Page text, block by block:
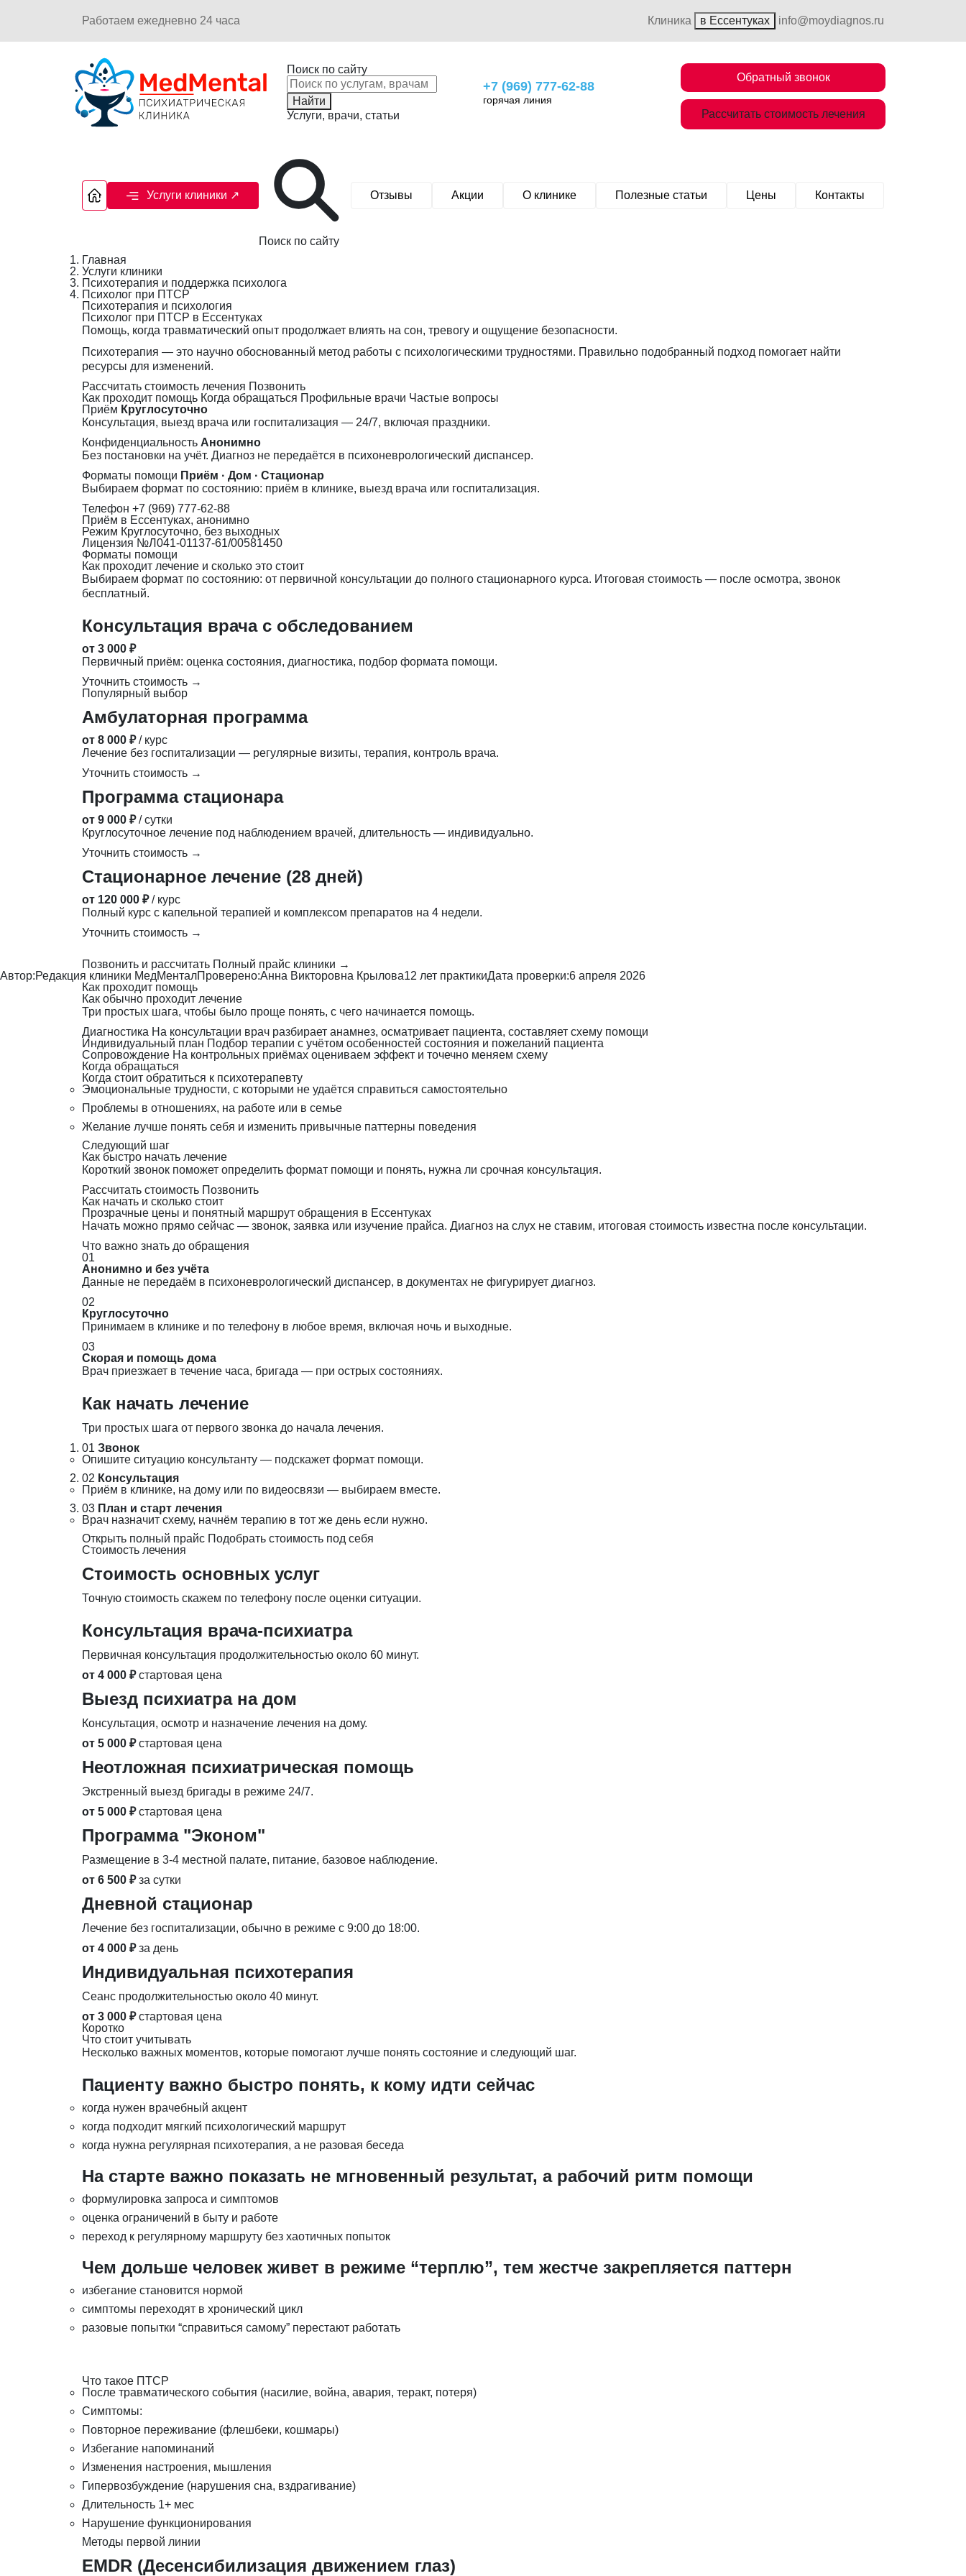
Работаем ежедневно 24 часа Клиника в Ессентуках info@moydiagnos.ru
Поиск по сайту
Найти
Услуги, врачи, статьи
+7 (969) 777-62-88
горячая линия
Обратный звонок
Рассчитать стоимость лечения
Услуги клиники ↗
Поиск по сайту
Отзывы Акции О клинике Полезные статьи Цены Контакты
Главная
Услуги клиники
Психотерапия и поддержка психолога
Психолог при ПТСР
Психотерапия и психология
Психолог при ПТСР в Ессентуках
Помощь, когда травматический опыт продолжает влиять на сон, тревогу и ощущение безопасности.
Психотерапия — это научно обоснованный метод работы с психологическими трудностями. Правильно подобранный подход помогает найти
ресурсы для изменений.
Рассчитать стоимость лечения Позвонить
Как проходит помощь Когда обращаться Профильные врачи Частые вопросы
Приём Круглосуточно
Консультация, выезд врача или госпитализация — 24/7, включая праздники.
Конфиденциальность Анонимно
Без постановки на учёт. Диагноз не передаётся в психоневрологический диспансер.
Форматы помощи Приём · Дом · Стационар
Выбираем формат по состоянию: приём в клинике, выезд врача или госпитализация.
Телефон +7 (969) 777-62-88
Приём в Ессентуках, анонимно
Режим Круглосуточно, без выходных
Лицензия №Л041-01137-61/00581450
Форматы помощи
Как проходит лечение и сколько это стоит
Выбираем формат по состоянию: от первичной консультации до полного стационарного курса. Итоговая стоимость — после осмотра, звонок
бесплатный.
Консультация врача с обследованием
от 3 000 ₽
Первичный приём: оценка состояния, диагностика, подбор формата помощи.
Уточнить стоимость →
Популярный выбор
Амбулаторная программа
от 8 000 ₽ / курс
Лечение без госпитализации — регулярные визиты, терапия, контроль врача.
Уточнить стоимость →
Программа стационара
от 9 000 ₽ / сутки
Круглосуточное лечение под наблюдением врачей, длительность — индивидуально.
Уточнить стоимость →
Стационарное лечение (28 дней)
от 120 000 ₽ / курс
Полный курс с капельной терапией и комплексом препаратов на 4 недели.
Уточнить стоимость →
Позвонить и рассчитать Полный прайс клиники →
Автор:Редакция клиники МедМенталПроверено:Анна Викторовна Крылова12 лет практикиДата проверки:6 апреля 2026
Как проходит помощь
Как обычно проходит лечение
Три простых шага, чтобы было проще понять, с чего начинается помощь.
Диагностика На консультации врач разбирает анамнез, осматривает пациента, составляет схему помощи
Индивидуальный план Подбор терапии с учётом особенностей состояния и пожеланий пациента
Сопровождение На контрольных приёмах оцениваем эффект и точечно меняем схему
Когда обращаться
Когда стоит обратиться к психотерапевту
Эмоциональные трудности, с которыми не удаётся справиться самостоятельно
Проблемы в отношениях, на работе или в семье
Желание лучше понять себя и изменить привычные паттерны поведения
Следующий шаг
Как быстро начать лечение
Короткий звонок поможет определить формат помощи и понять, нужна ли срочная консультация.
Рассчитать стоимость Позвонить
Как начать и сколько стоит
Прозрачные цены и понятный маршрут обращения в Ессентуках
Начать можно прямо сейчас — звонок, заявка или изучение прайса. Диагноз на слух не ставим, итоговая стоимость известна после консультации.
Что важно знать до обращения
01
Анонимно и без учёта
Данные не передаём в психоневрологический диспансер, в документах не фигурирует диагноз.
02
Круглосуточно
Принимаем в клинике и по телефону в любое время, включая ночь и выходные.
03
Скорая и помощь дома
Врач приезжает в течение часа, бригада — при острых состояниях.
Как начать лечение
Три простых шага от первого звонка до начала лечения.
01 Звонок
Опишите ситуацию консультанту — подскажет формат помощи.
02 Консультация
Приём в клинике, на дому или по видеосвязи — выбираем вместе.
03 План и старт лечения
Врач назначит схему, начнём терапию в тот же день если нужно.
Открыть полный прайс Подобрать стоимость под себя
Стоимость лечения
Стоимость основных услуг
Точную стоимость скажем по телефону после оценки ситуации.
Консультация врача-психиатра
Первичная консультация продолжительностью около 60 минут.
от 4 000 ₽ стартовая цена
Выезд психиатра на дом
Консультация, осмотр и назначение лечения на дому.
от 5 000 ₽ стартовая цена
Неотложная психиатрическая помощь
Экстренный выезд бригады в режиме 24/7.
от 5 000 ₽ стартовая цена
Программа "Эконом"
Размещение в 3-4 местной палате, питание, базовое наблюдение.
от 6 500 ₽ за сутки
Дневной стационар
Лечение без госпитализации, обычно в режиме с 9:00 до 18:00.
от 4 000 ₽ за день
Индивидуальная психотерапия
Сеанс продолжительностью около 40 минут.
от 3 000 ₽ стартовая цена
Коротко
Что стоит учитывать
Несколько важных моментов, которые помогают лучше понять состояние и следующий шаг.
Пациенту важно быстро понять, к кому идти сейчас
когда нужен врачебный акцент
когда подходит мягкий психологический маршрут
когда нужна регулярная психотерапия, а не разовая беседа
На старте важно показать не мгновенный результат, а рабочий ритм помощи
формулировка запроса и симптомов
оценка ограничений в быту и работе
переход к регулярному маршруту без хаотичных попыток
Чем дольше человек живет в режиме “терплю”, тем жестче закрепляется паттерн
избегание становится нормой
симптомы переходят в хронический цикл
разовые попытки “справиться самому” перестают работать
Что такое ПТСР
После травматического события (насилие, война, авария, теракт, потеря)
Симптомы:
Повторное переживание (флешбеки, кошмары)
Избегание напоминаний
Изменения настроения, мышления
Гипервозбуждение (нарушения сна, вздрагивание)
Длительность 1+ мес
Нарушение функционирования
Методы первой линии
EMDR (Десенсибилизация движением глаз)